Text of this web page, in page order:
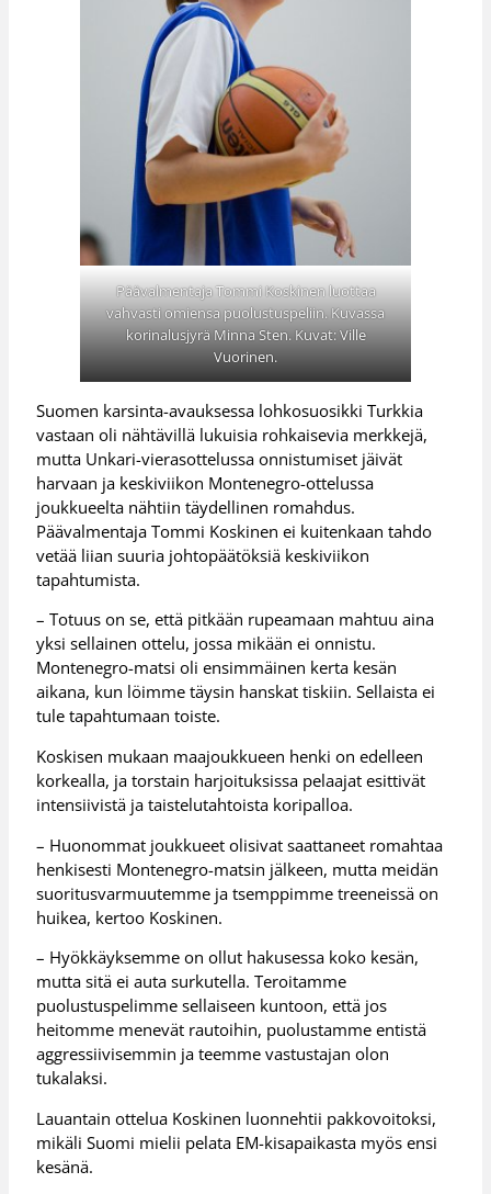
Päävalmentaja Tommi Koskinen luottaa
vahvasti omiensa puolustuspeliin. Kuvassa
korinalusjyrä Minna Sten. Kuvat: Ville
Vuorinen.
Suomen karsinta-avauksessa lohkosuosikki Turkkia
vastaan oli nähtävillä lukuisia rohkaisevia merkkejä,
mutta Unkari-vierasottelussa onnistumiset jäivät
harvaan ja keskiviikon Montenegro-ottelussa
joukkueelta nähtiin täydellinen romahdus.
Päävalmentaja Tommi Koskinen ei kuitenkaan tahdo
vetää liian suuria johtopäätöksiä keskiviikon
tapahtumista.
– Totuus on se, että pitkään rupeamaan mahtuu aina
yksi sellainen ottelu, jossa mikään ei onnistu.
Montenegro-matsi oli ensimmäinen kerta kesän
aikana, kun löimme täysin hanskat tiskiin. Sellaista ei
tule tapahtumaan toiste.
Koskisen mukaan maajoukkueen henki on edelleen
korkealla, ja torstain harjoituksissa pelaajat esittivät
intensiivistä ja taistelutahtoista koripalloa.
– Huonommat joukkueet olisivat saattaneet romahtaa
henkisesti Montenegro-matsin jälkeen, mutta meidän
suoritusvarmuutemme ja tsemppimme treeneissä on
huikea, kertoo Koskinen.
– Hyökkäyksemme on ollut hakusessa koko kesän,
mutta sitä ei auta surkutella. Teroitamme
puolustuspelimme sellaiseen kuntoon, että jos
heitomme menevät rautoihin, puolustamme entistä
aggressiivisemmin ja teemme vastustajan olon
tukalaksi.
Lauantain ottelua Koskinen luonnehtii pakkovoitoksi,
mikäli Suomi mielii pelata EM-kisapaikasta myös ensi
kesänä.